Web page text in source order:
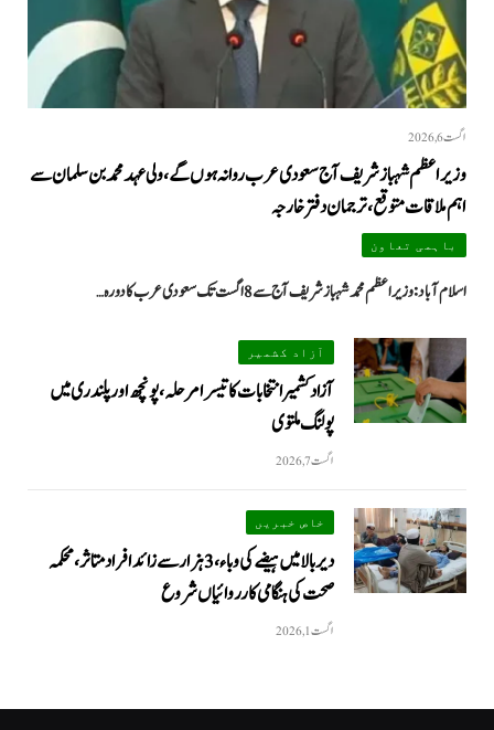
اگست 6, 2026
وزیراعظم شہباز شریف آج سعودی عرب روانہ ہوں گے، ولی عہد محمد بن سلمان سے
اہم ملاقات متوقع، ترجمان دفتر خارجہ
باہمی تعاون
اسلام آباد: وزیراعظم محمد شہباز شریف آج سے 8 اگست تک سعودی عرب کا دورہ…
آزاد کشمیر
آزاد کشمیر انتخابات کا تیسرا مرحلہ، پونچھ اور پلندری میں
پولنگ ملتوی
اگست 7, 2026
خاص خبریں
دیر بالا میں ہیضے کی وباء، 3 ہزار سے زائد افراد متاثر، محکمہ
صحت کی ہنگامی کارروائیاں شروع
اگست 1, 2026